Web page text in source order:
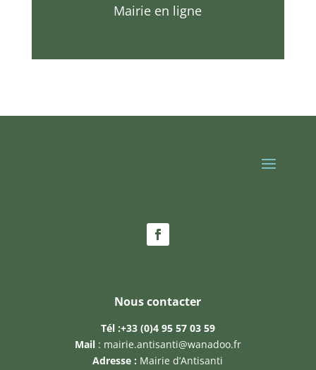
Mairie en ligne
Nous contacter
Tél :+33 (0)4 95 57 03 59
Mail: mairie.antisanti@wanadoo.fr
Adresse : Mairie d’Antisanti